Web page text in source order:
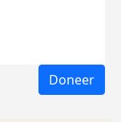
Doneer